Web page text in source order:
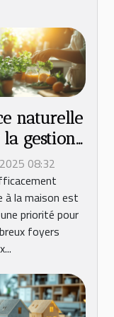
naturelle
gestion
à la
08:32
à la maison est
priorité pour
foyers